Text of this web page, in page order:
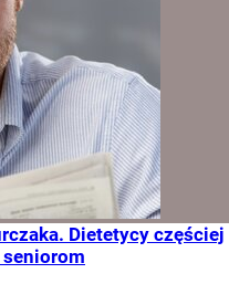
Dietetycy częściej